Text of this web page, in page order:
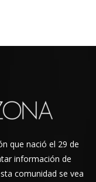
que nació el 29 de
información de
comunidad se vea